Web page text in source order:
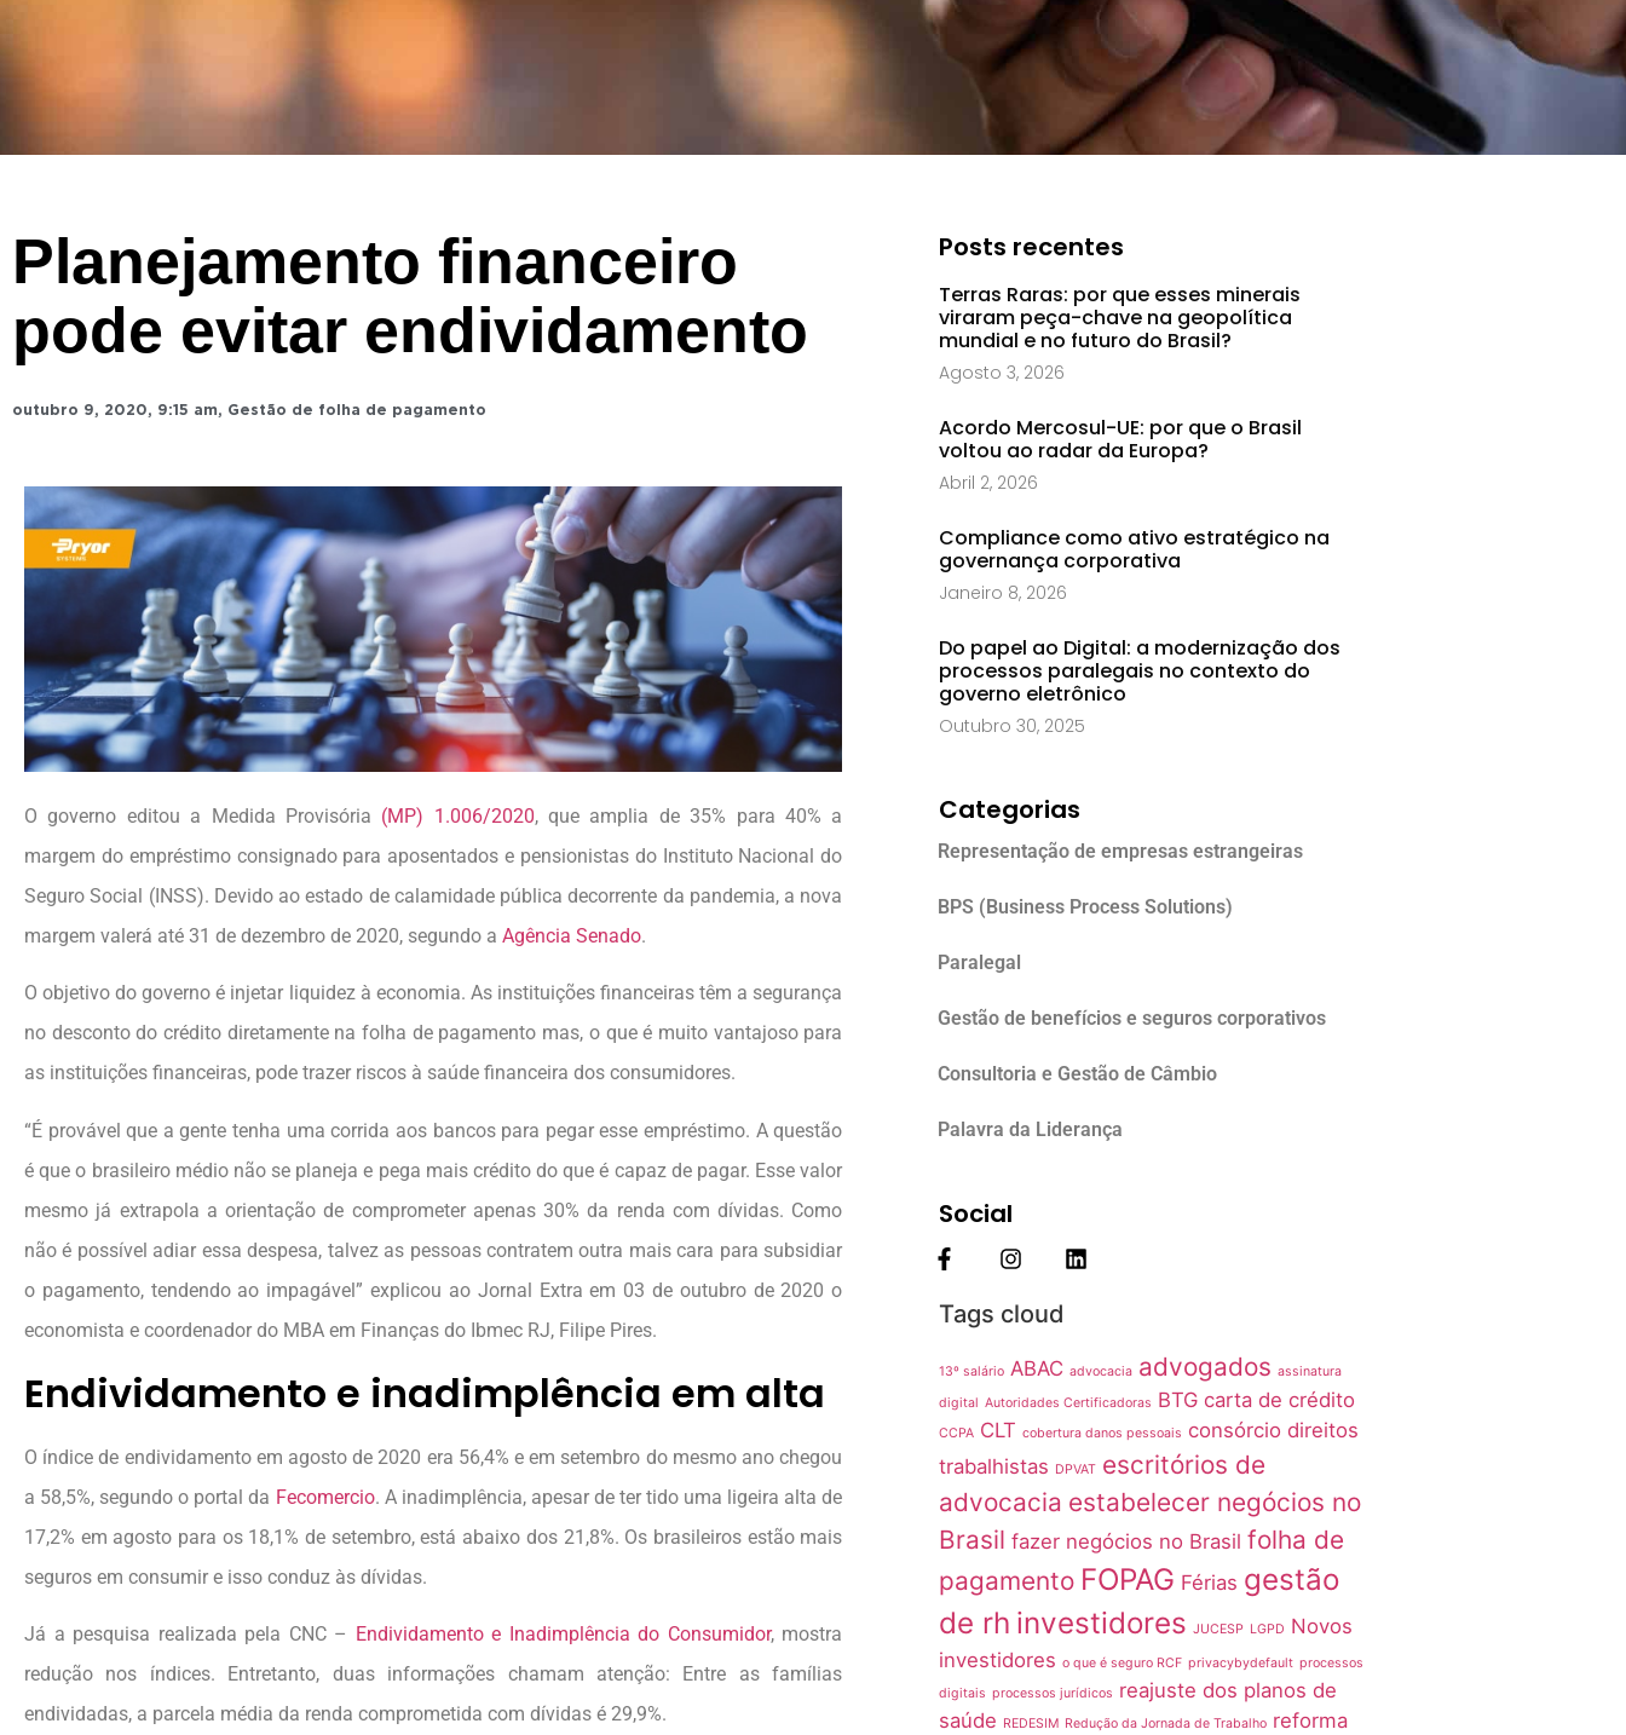
Planejamento financeiro
pode evitar endividamento
outubro 9, 2020, 9:15 am, Gestão de folha de pagamento
O governo editou a Medida Provisória (MP) 1.006/2020, que amplia de 35% para 40% a
margem do empréstimo consignado para aposentados e pensionistas do Instituto Nacional do
Seguro Social (INSS). Devido ao estado de calamidade pública decorrente da pandemia, a nova
margem valerá até 31 de dezembro de 2020, segundo a Agência Senado.
O objetivo do governo é injetar liquidez à economia. As instituições financeiras têm a segurança
no desconto do crédito diretamente na folha de pagamento mas, o que é muito vantajoso para
as instituições financeiras, pode trazer riscos à saúde financeira dos consumidores.
“É provável que a gente tenha uma corrida aos bancos para pegar esse empréstimo. A questão
é que o brasileiro médio não se planeja e pega mais crédito do que é capaz de pagar. Esse valor
mesmo já extrapola a orientação de comprometer apenas 30% da renda com dívidas. Como
não é possível adiar essa despesa, talvez as pessoas contratem outra mais cara para subsidiar
o pagamento, tendendo ao impagável” explicou ao Jornal Extra em 03 de outubro de 2020 o
economista e coordenador do MBA em Finanças do Ibmec RJ, Filipe Pires.
Endividamento e inadimplência em alta
O índice de endividamento em agosto de 2020 era 56,4% e em setembro do mesmo ano chegou
a 58,5%, segundo o portal da Fecomercio. A inadimplência, apesar de ter tido uma ligeira alta de
17,2% em agosto para os 18,1% de setembro, está abaixo dos 21,8%. Os brasileiros estão mais
seguros em consumir e isso conduz às dívidas.
Já a pesquisa realizada pela CNC – Endividamento e Inadimplência do Consumidor, mostra
redução nos índices. Entretanto, duas informações chamam atenção: Entre as famílias
endividadas, a parcela média da renda comprometida com dívidas é 29,9%.
Posts recentes
Terras Raras: por que esses minerais
viraram peça-chave na geopolítica
mundial e no futuro do Brasil?
Agosto 3, 2026
Acordo Mercosul-UE: por que o Brasil
voltou ao radar da Europa?
Abril 2, 2026
Compliance como ativo estratégico na
governança corporativa
Janeiro 8, 2026
Do papel ao Digital: a modernização dos
processos paralegais no contexto do
governo eletrônico
Outubro 30, 2025
Categorias
Representação de empresas estrangeiras
BPS (Business Process Solutions)
Paralegal
Gestão de benefícios e seguros corporativos
Consultoria e Gestão de Câmbio
Palavra da Liderança
Social
Tags cloud
13º salário ABAC advocacia advogados assinatura
digital Autoridades Certificadoras BTG carta de crédito
CCPA CLT cobertura danos pessoais consórcio direitos
trabalhistas DPVAT escritórios de
advocacia estabelecer negócios no
Brasil fazer negócios no Brasil folha de
pagamento FOPAG Férias gestão
de rh investidores JUCESP LGPD Novos
investidores o que é seguro RCF privacybydefault processos
digitais processos jurídicos reajuste dos planos de
saúde REDESIM Redução da Jornada de Trabalho reforma